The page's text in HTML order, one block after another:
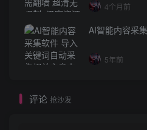
4个月前
AI智能内容采
5年前
评论 抢沙发